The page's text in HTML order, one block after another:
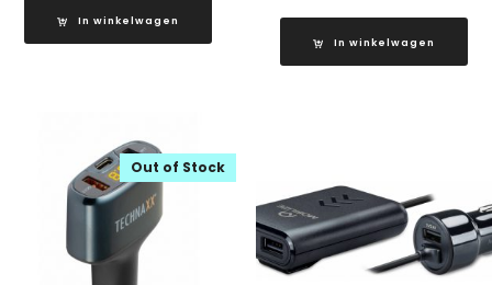
In winkelwagen
In winkelwagen
Out of Stock